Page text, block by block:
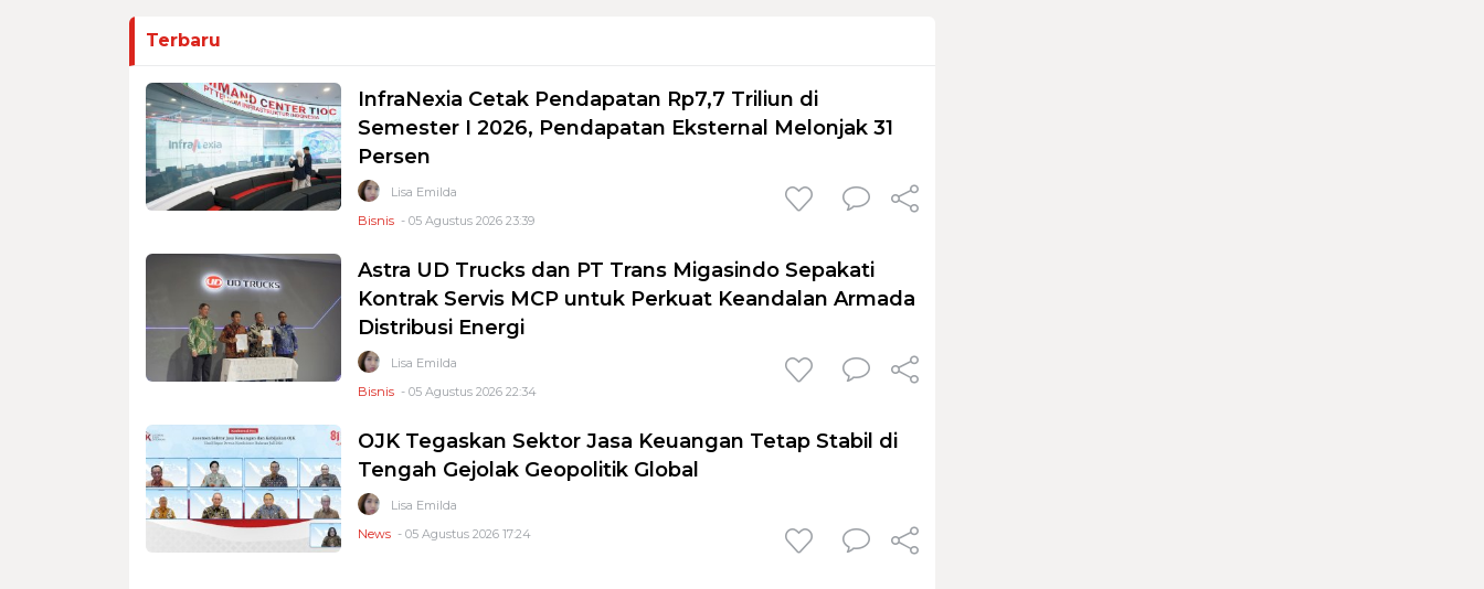
Terbaru
InfraNexia Cetak Pendapatan Rp7,7 Triliun di
Semester I 2026, Pendapatan Eksternal Melonjak 31
Persen
Lisa Emilda
Bisnis - 05 Agustus 2026 23:39
Astra UD Trucks dan PT Trans Migasindo Sepakati
Kontrak Servis MCP untuk Perkuat Keandalan Armada
Distribusi Energi
Lisa Emilda
Bisnis - 05 Agustus 2026 22:34
OJK Tegaskan Sektor Jasa Keuangan Tetap Stabil di
Tengah Gejolak Geopolitik Global
Lisa Emilda
News - 05 Agustus 2026 17:24